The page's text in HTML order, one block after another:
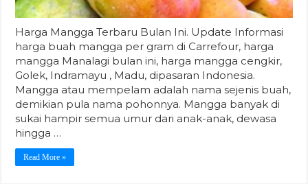
Harga Mangga Terbaru Bulan Ini. Update Informasi
harga buah mangga per gram di Carrefour, harga
mangga Manalagi bulan ini, harga mangga cengkir,
Golek, Indramayu , Madu, dipasaran Indonesia.
Mangga atau mempelam adalah nama sejenis buah,
demikian pula nama pohonnya. Mangga banyak di
sukai hampir semua umur dari anak-anak, dewasa
hingga …
Read More »